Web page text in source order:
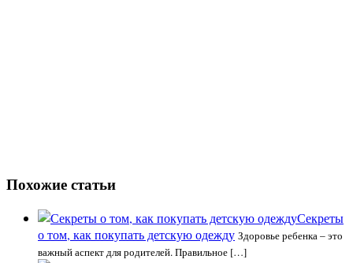
Похожие статьи
Секреты
о том, как покупать детскую одежду Здоровье ребенка – это
важный аспект для родителей. Правильное […]